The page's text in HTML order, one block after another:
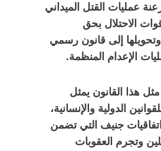
عمليات القتل الميداني
الاحتلال بحق
وتحويلها إلى قانون رسمي
الإعدام المنظمة.
هذا القانون يمثل
الدولية والإنسانية،
جنيف التي تضمن
وتجرم العقوبات